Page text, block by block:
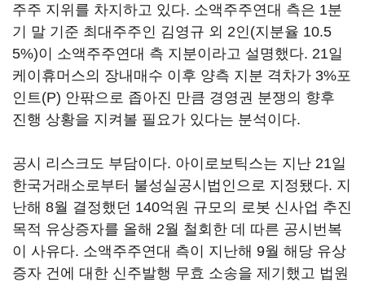
주주 지위를 차지하고 있다. 소액주주연대 측은 1분
기 말 기준 최대주주인 김영규 외 2인(지분율 10.5
5%)이 소액주주연대 측 지분이라고 설명했다. 21일
케이휴머스의 장내매수 이후 양측 지분 격차가 3%포
인트(P) 안팎으로 좁아진 만큼 경영권 분쟁의 향후
진행 상황을 지켜볼 필요가 있다는 분석이다.
공시 리스크도 부담이다. 아이로보틱스는 지난 21일
한국거래소로부터 불성실공시법인으로 지정됐다. 지
난해 8월 결정했던 140억원 규모의 로봇 신사업 추진
목적 유상증자를 올해 2월 철회한 데 따른 공시번복
이 사유다. 소액주주연대 측이 지난해 9월 해당 유상
증자 건에 대한 신주발행 무효 소송을 제기했고 법원